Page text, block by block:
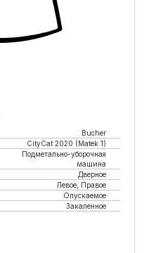
Bucher
CityCat 2020 (Matek 1)
Подметально-уборочная
машина
Дверное
Левое, Правое
Опускаемое
Закаленное